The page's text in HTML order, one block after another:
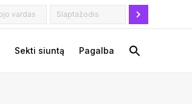
Sekti siuntą Pagalba